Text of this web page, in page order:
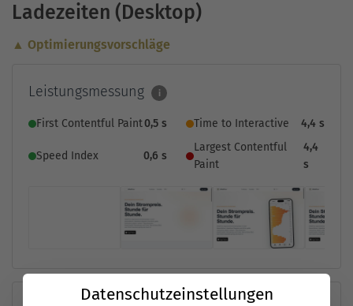
Ladezeiten (Desktop)
▲ Optimierungsvorschläge
Leistungsmessung i
First Contentful Paint0,5 s Time to Interactive 4,4 s
Speed Index 0,6 s
Largest Contentful
Paint
4,4
s
Datenschutzeinstellungen